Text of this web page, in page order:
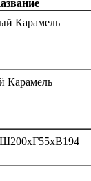
Карамель
Карамель